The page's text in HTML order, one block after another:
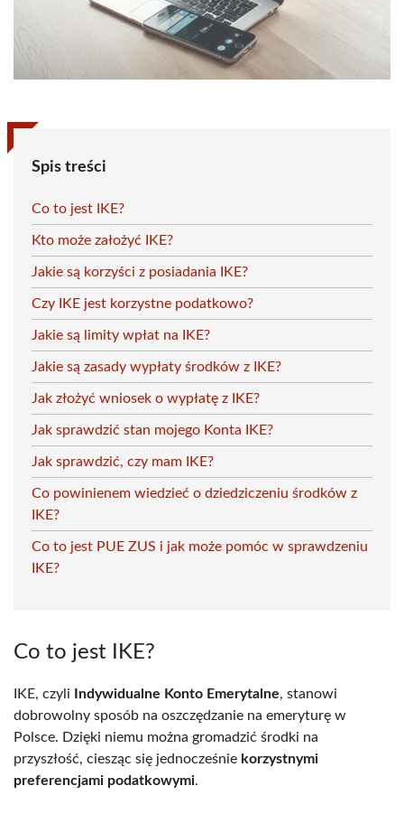
Spis treści
Co to jest IKE?
Kto może założyć IKE?
Jakie są korzyści z posiadania IKE?
Czy IKE jest korzystne podatkowo?
Jakie są limity wpłat na IKE?
Jakie są zasady wypłaty środków z IKE?
Jak złożyć wniosek o wypłatę z IKE?
Jak sprawdzić stan mojego Konta IKE?
Jak sprawdzić, czy mam IKE?
Co powinienem wiedzieć o dziedziczeniu środków z
IKE?
Co to jest PUE ZUS i jak może pomóc w sprawdzeniu
IKE?
Co to jest IKE?
IKE, czyli Indywidualne Konto Emerytalne, stanowi
dobrowolny sposób na oszczędzanie na emeryturę w
Polsce. Dzięki niemu można gromadzić środki na
przyszłość, ciesząc się jednocześnie korzystnymi
preferencjami podatkowymi.